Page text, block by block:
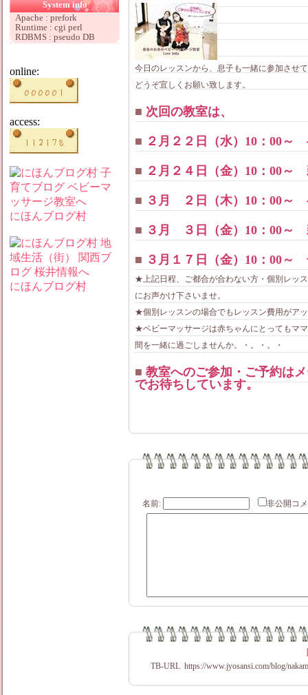
今日のレッスンから、息子も一緒に参加させ
どうぞ宜しくお願い致します。
■ 次回の教室は、
■ ２月２２日（水）10：00～
■ ２月２４日（金）10：00～
■ ３月 ２日（木）10：00～
■ ３月 ３日（金）10：00～
■ ３月１７日（金）10：00～
★上記日程、ご都合が合わない方・個別レッ
にお声かけ下さいませ。
★個別レッスンの場合でもレッスン費用がア
★ベビーマッサージは赤ちゃんにとってもマ
間を一緒に過ごしませんか。・。・。・
■ 教室へのご参加・ご予約は
でお待ちしています。
名前: 非公開
TB-URL https://www.jyosansi.com/blog/
System info
Apache : prefork
Runtime : cgi perl
RDBMS : pseudo DB
online:
access:
にほんブログ村
にほんブログ村